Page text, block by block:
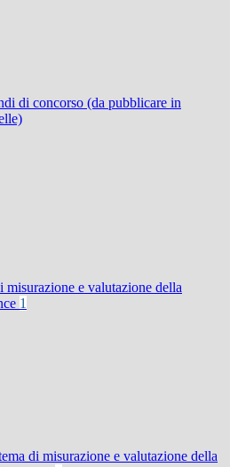
di concorso (da pubblicare in
misurazione e valutazione della
1
di misurazione e valutazione della